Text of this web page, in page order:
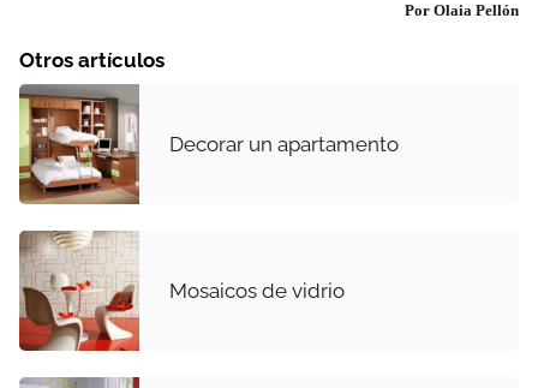
Por Olaia Pellón
Otros artículos
Decorar un apartamento
Mosaicos de vidrio